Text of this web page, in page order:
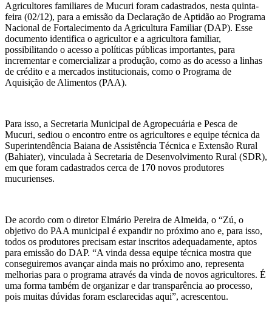
Agricultores familiares de Mucuri foram cadastrados, nesta quinta-
feira (02/12), para a emissão da Declaração de Aptidão ao Programa
Nacional de Fortalecimento da Agricultura Familiar (DAP). Esse
documento identifica o agricultor e a agricultora familiar,
possibilitando o acesso a políticas públicas importantes, para
incrementar e comercializar a produção, como as do acesso a linhas
de crédito e a mercados institucionais, como o Programa de
Aquisição de Alimentos (PAA).
Para isso, a Secretaria Municipal de Agropecuária e Pesca de
Mucuri, sediou o encontro entre os agricultores e equipe técnica da
Superintendência Baiana de Assistência Técnica e Extensão Rural
(Bahiater), vinculada à Secretaria de Desenvolvimento Rural (SDR),
em que foram cadastrados cerca de 170 novos produtores
mucurienses.
De acordo com o diretor Elmário Pereira de Almeida, o “Zú, o
objetivo do PAA municipal é expandir no próximo ano e, para isso,
todos os produtores precisam estar inscritos adequadamente, aptos
para emissão do DAP. “A vinda dessa equipe técnica mostra que
conseguiremos avançar ainda mais no próximo ano, representa
melhorias para o programa através da vinda de novos agricultores. É
uma forma também de organizar e dar transparência ao processo,
pois muitas dúvidas foram esclarecidas aqui”, acrescentou.